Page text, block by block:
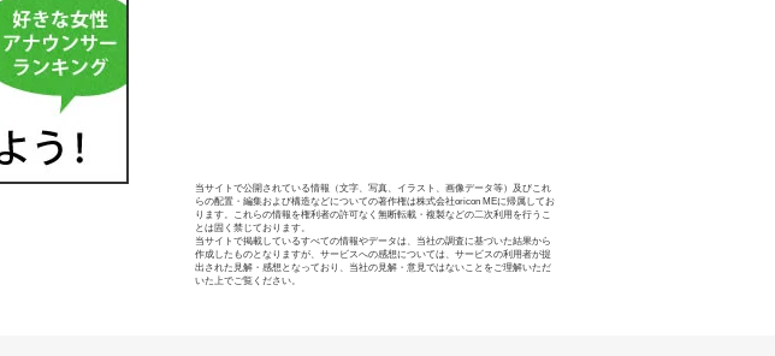
当サイトで公開されている情報（文字、写真、イラスト、画像データ等）及びこれ
らの配置・編集および構造などについての著作権は株式会社oricon MEに帰属してお
ります。これらの情報を権利者の許可なく無断転載・複製などの二次利用を行うこ
とは固く禁じております。
当サイトで掲載しているすべての情報やデータは、当社の調査に基づいた結果から
作成したものとなりますが、サービスへの感想については、サービスの利用者が提
出された見解・感想となっており、当社の見解・意見ではないことをご理解いただ
いた上でご覧ください。